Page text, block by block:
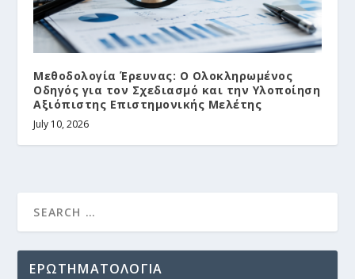
Μεθοδολογία Έρευνας: Ο Ολοκληρωμένος
Οδηγός για τον Σχεδιασμό και την Υλοποίηση
Αξιόπιστης Επιστημονικής Μελέτης
July 10, 2026
ΕΡΩΤΗΜΑΤΟΛΟΓΙΑ